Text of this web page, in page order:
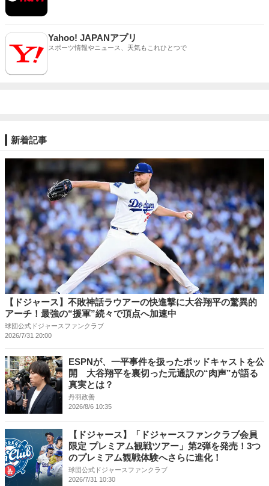
Yahoo! JAPANアプリ
スポーツ情報やニュース、天気もこれひとつで
新着記事
【ドジャース】不敗神話ラウアーの快進撃に大谷翔平の驚異的
アーチ！最強の“援軍”続々で頂点へ加速中
球団公式ドジャースファンクラブ
2026/7/31 20:00
ESPNが、一平事件を扱ったポッドキャストを公
開 大谷翔平を裏切った元通訳の“肉声”が語る
真実とは？
丹羽政善
2026/8/6 10:35
【ドジャース】「ドジャースファンクラブ会員
限定 プレミアム観戦ツアー」第2弾を発売！3つ
のプレミアム観戦体験へさらに進化！
球団公式ドジャースファンクラブ
2026/7/31 10:30